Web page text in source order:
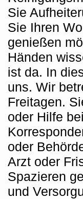
Sie
Sie Ihren
genießen
Händen
ist da. In
uns. Wir
Freitagen.
oder Hilfe
oder
Arzt oder
Spazieren
und